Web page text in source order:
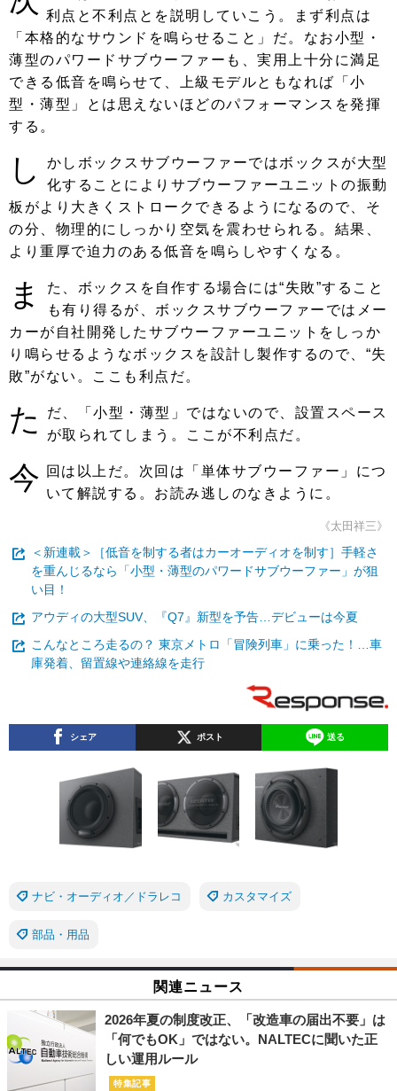
利点と不利点とを説明していこう。まず利点は
「本格的なサウンドを鳴らせること」だ。なお小型・
薄型のパワードサブウーファーも、実用上十分に満足
できる低音を鳴らせて、上級モデルともなれば「小
型・薄型」とは思えないほどのパフォーマンスを発揮
する。
し
かしボックスサブウーファーではボックスが大型
化することによりサブウーファーユニットの振動
板がより大きくストロークできるようになるので、そ
の分、物理的にしっかり空気を震わせられる。結果、
より重厚で迫力のある低音を鳴らしやすくなる。
ま
た、ボックスを自作する場合には“失敗”すること
も有り得るが、ボックスサブウーファーではメー
カーが自社開発したサブウーファーユニットをしっか
り鳴らせるようなボックスを設計し製作するので、“失
敗”がない。ここも利点だ。
た
だ、「小型・薄型」ではないので、設置スペース
が取られてしまう。ここが不利点だ。
今 回は以上だ。次回は「単体サブウーファー」につ
いて解説する。お読み逃しのなきように。
《太田祥三》
＜新連載＞［低音を制する者はカーオーディオを制す］手軽さ
を重んじるなら「小型・薄型のパワードサブウーファー」が狙
い目！
アウディの大型SUV、『Q7』新型を予告…デビューは今夏
こんなところ走るの？ 東京メトロ「冒険列車」に乗った！…車
庫発着、留置線や連絡線を走行
シェア ポスト 送る
ナビ・オーディオ／ドラレコ カスタマイズ
部品・用品
関連ニュース
2026年夏の制度改正、「改造車の届出不要」は
「何でもOK」ではない。NALTECに聞いた正
しい運用ルール
特集記事